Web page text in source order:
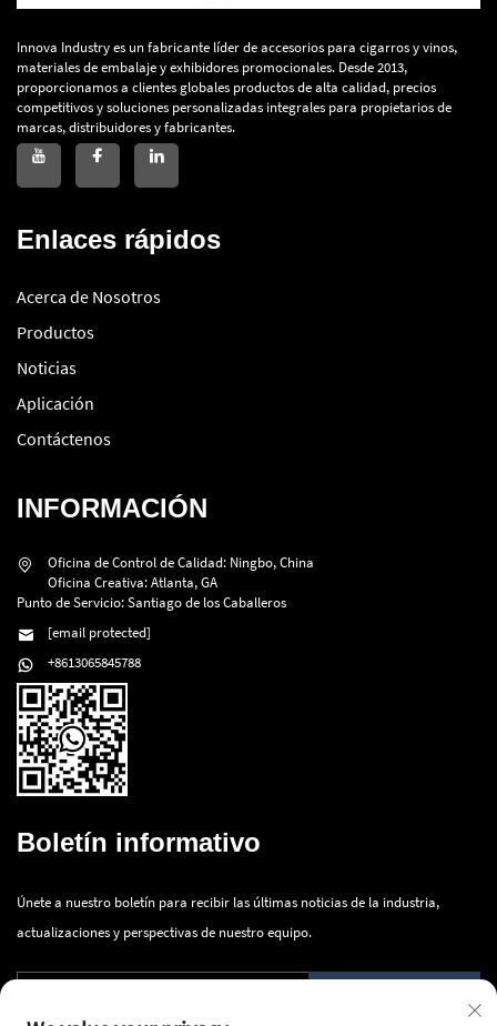
Innova Industry es un fabricante líder de accesorios para cigarros y vinos,
materiales de embalaje y exhibidores promocionales. Desde 2013,
proporcionamos a clientes globales productos de alta calidad, precios
competitivos y soluciones personalizadas integrales para propietarios de
marcas, distribuidores y fabricantes.
Enlaces rápidos
Acerca de Nosotros
Productos
Noticias
Aplicación
Contáctenos
INFORMACIÓN
Oficina de Control de Calidad: Ningbo, China
Oficina Creativa: Atlanta, GA
Punto de Servicio: Santiago de los Caballeros
[email protected]
+8613065845788
Boletín informativo
Únete a nuestro boletín para recibir las últimas noticias de la industria,
actualizaciones y perspectivas de nuestro equipo.